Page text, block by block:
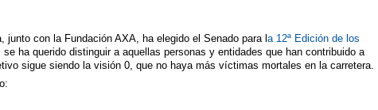
junto con la Fundación AXA, ha elegido el Senado para la 12ª Edición de los
se ha querido distinguir a aquellas personas y entidades que han contribuido a
sigue siendo la visión 0, que no haya más víctimas mortales en la carretera.